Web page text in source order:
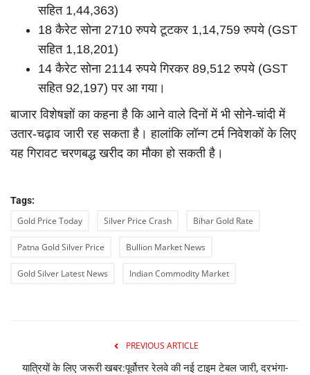
सहित 1,44,363)
18 कैरेट सोना 2710 रुपये टूटकर 1,14,759 रुपये (GST
सहित 1,18,201)
14 कैरेट सोना 2114 रुपये गिरकर 89,512 रुपये (GST
सहित 92,197) पर आ गया।
बाजार विशेषज्ञों का कहना है कि आने वाले दिनों में भी सोने-चांदी में
उतार-चढ़ाव जारी रह सकता है। हालांकि लॉन्ग टर्म निवेशकों के लिए
यह गिरावट चरणबद्ध खरीद का मौका हो सकती है।
Tags:
Gold Price Today Silver Price Crash Bihar Gold Rate
Patna Gold Silver Price Bullion Market News
Gold Silver Latest News Indian Commodity Market
PREVIOUS ARTICLE
यात्रियों के लिए जरूरी खबर:पूर्वोत्तर रेलवे की नई टाइम टेबल जारी, दरभंगा-